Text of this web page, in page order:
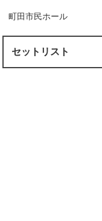
町田市民ホール
セットリスト